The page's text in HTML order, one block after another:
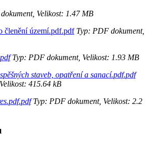
Velikost: 1.47 MB
členění území.pdf.pdfTyp: PDF dokument,
Typ: PDF dokument, Velikost: 1.93 MB
staveb, opatření a sanací.pdf.pdf
415.64 kB
Typ: PDF dokument, Velikost: 2.2